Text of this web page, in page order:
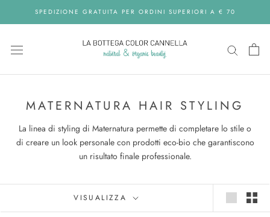
SPEDIZIONE GRATUITA PER ORDINI SUPERIORI A € 70
MATERNATURA HAIR STYLING
La linea di styling di Maternatura permette di completare lo stile o
di creare un look personale con prodotti eco-bio che garantiscono
un risultato finale professionale.
VISUALIZZA